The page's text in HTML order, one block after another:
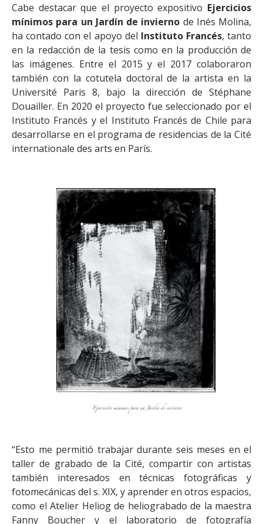
Cabe destacar que el proyecto expositivo Ejercicios
mínimos para un Jardín de invierno de Inés Molina,
ha contado con el apoyo del Instituto Francés, tanto
en la redacción de la tesis como en la producción de
las imágenes. Entre el 2015 y el 2017 colaboraron
también con la cotutela doctoral de la artista en la
Université Paris 8, bajo la dirección de Stéphane
Douailler. En 2020 el proyecto fue seleccionado por el
Instituto Francés y el Instituto Francés de Chile para
desarrollarse en el programa de residencias de la Cité
internationale des arts en París.
“Esto me permitió trabajar durante seis meses en el
taller de grabado de la Cité, compartir con artistas
también interesados en técnicas fotográficas y
fotomecánicas del s. XIX, y aprender en otros espacios,
como el Atelier Heliog de heliograbado de la maestra
Fanny Boucher y el laboratorio de fotografía